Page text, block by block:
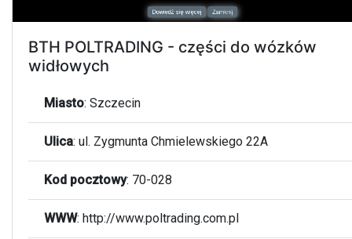
BTH POLTRADING - części do wózków
widłowych
Miasto: Szczecin
Ulica: ul. Zygmunta Chmielewskiego 22A
Kod pocztowy: 70-028
WWW: http://www.poltrading.com.pl